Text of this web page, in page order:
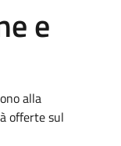
e
alla
offerte sul